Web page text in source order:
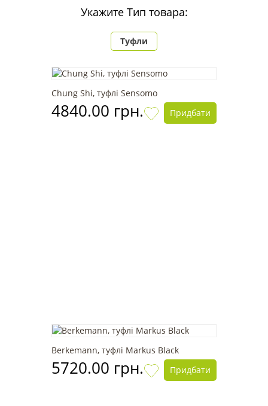
Укажите Тип товара:
Туфли
Chung Shi, туфлі Sensomo
4840.00 грн. Придбати
Berkemann, туфлі Markus Black
5720.00 грн. Придбати